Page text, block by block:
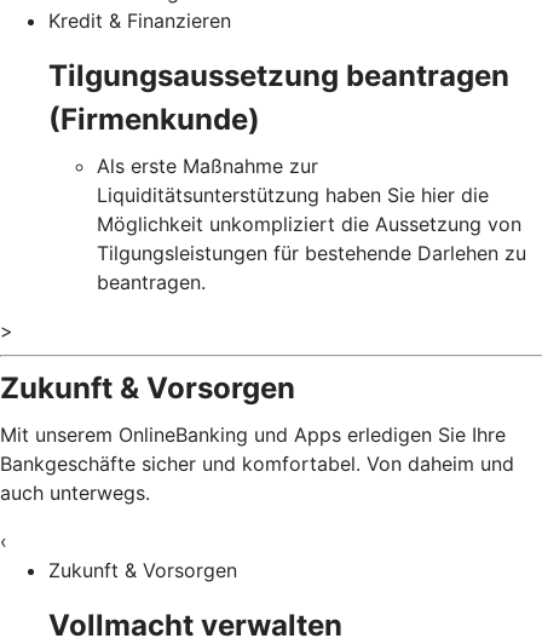
Kredit & Finanzieren
Tilgungsaussetzung beantragen
(Firmenkunde)
Als erste Maßnahme zur
Liquiditätsunterstützung haben Sie hier die
Möglichkeit unkompliziert die Aussetzung von
Tilgungsleistungen für bestehende Darlehen zu
beantragen.
>
Zukunft & Vorsorgen
Mit unserem OnlineBanking und Apps erledigen Sie Ihre
Bankgeschäfte sicher und komfortabel. Von daheim und
auch unterwegs.
‹
Zukunft & Vorsorgen
Vollmacht verwalten